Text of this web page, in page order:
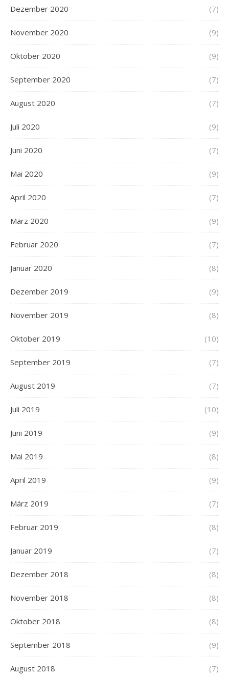
Dezember 2020 (7)
November 2020 (9)
Oktober 2020 (9)
September 2020 (7)
August 2020 (7)
Juli 2020 (9)
Juni 2020 (7)
Mai 2020 (9)
April 2020 (7)
März 2020 (9)
Februar 2020 (7)
Januar 2020 (8)
Dezember 2019 (9)
November 2019 (8)
Oktober 2019 (10)
September 2019 (7)
August 2019 (7)
Juli 2019 (10)
Juni 2019 (9)
Mai 2019 (8)
April 2019 (9)
März 2019 (7)
Februar 2019 (8)
Januar 2019 (7)
Dezember 2018 (8)
November 2018 (8)
Oktober 2018 (8)
September 2018 (9)
August 2018 (7)